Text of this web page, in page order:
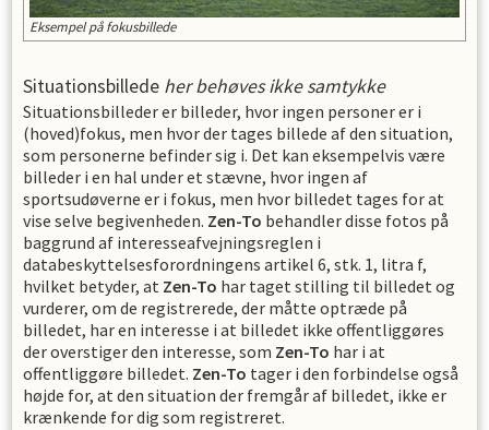
Eksempel på fokusbillede
Situationsbillede her behøves ikke samtykke
Situationsbilleder er billeder, hvor ingen personer er i
(hoved)fokus, men hvor der tages billede af den situation,
som personerne befinder sig i. Det kan eksempelvis være
billeder i en hal under et stævne, hvor ingen af
sportsudøverne er i fokus, men hvor billedet tages for at
vise selve begivenheden. Zen-To behandler disse fotos på
baggrund af interesseafvejningsreglen i
databeskyttelsesforordningens artikel 6, stk. 1, litra f,
hvilket betyder, at Zen-To har taget stilling til billedet og
vurderer, om de registrerede, der måtte optræde på
billedet, har en interesse i at billedet ikke offentliggøres
der overstiger den interesse, som Zen-To har i at
offentliggøre billedet. Zen-To tager i den forbindelse også
højde for, at den situation der fremgår af billedet, ikke er
krænkende for dig som registreret.